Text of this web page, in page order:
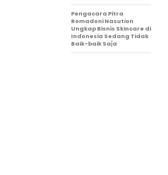
Pengacara Pitra
Romadoni Nasution
Ungkap Bisnis Skincare di
Indonesia Sedang Tidak
Baik-baik Saǰa